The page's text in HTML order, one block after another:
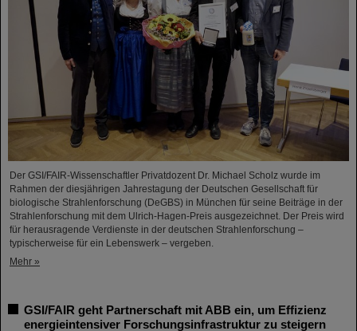
Der GSI/FAIR-Wissenschaftler Privatdozent Dr. Michael Scholz wurde im
Rahmen der diesjährigen Jahrestagung der Deutschen Gesellschaft für
biologische Strahlenforschung (DeGBS) in München für seine Beiträge in der
Strahlenforschung mit dem Ulrich-Hagen-Preis ausgezeichnet. Der Preis wird
für herausragende Verdienste in der deutschen Strahlenforschung –
typischerweise für ein Lebenswerk – vergeben.
Mehr »
GSI/FAIR geht Partnerschaft mit ABB ein, um Effizienz
energieintensiver Forschungsinfrastruktur zu steigern